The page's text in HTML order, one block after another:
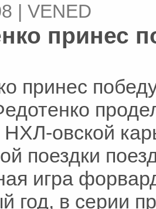
| VENED
принес
принес
НХЛ-овской
поездки
игра
год, в серии